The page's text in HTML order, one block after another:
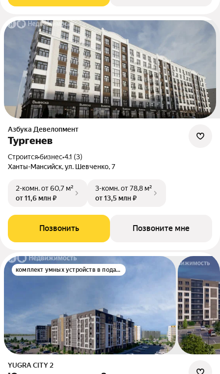
Азбука Девелопмент
Тургенев
Строится•бизнес•4.1 (3)
Ханты-Мансийск, ул. Шевченко, 7
2-комн.от 60,7 м²
от 11,6 млн ₽
3-комн.от 78,8 м²
от 13,5 млн ₽
Позвонить Позвоните мне
комплект умных устройств в подарок
YUGRA CITY 2